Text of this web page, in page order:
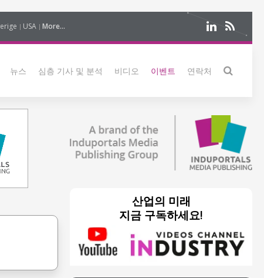
USA More...
뉴스 심층 기사 및 분석 비디오 이벤트 연락처
산업의 미래
지금 구독하세요!